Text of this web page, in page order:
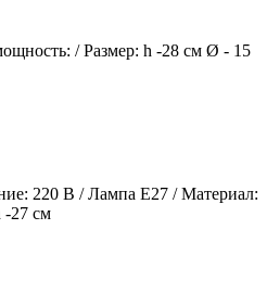
/ Размер: h -28 см Ø - 15
220 В / Лампа Е27 / Материал:
-27 см